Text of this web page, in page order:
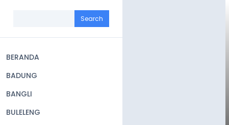
navigation
BERANDA
BADUNG
BANGLI
BULELENG